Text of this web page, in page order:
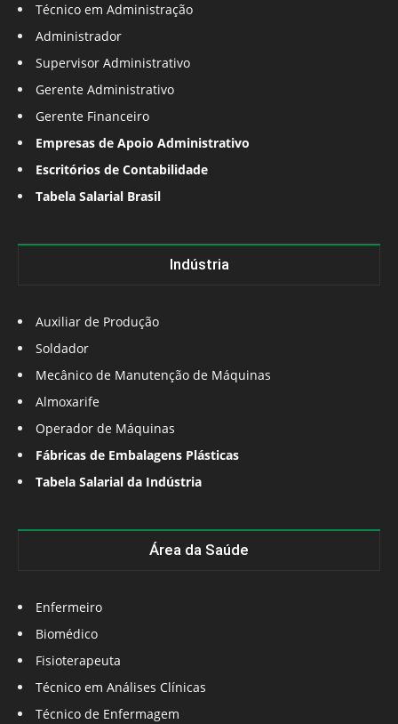
Técnico em Administração
Administrador
Supervisor Administrativo
Gerente Administrativo
Gerente Financeiro
Empresas de Apoio Administrativo
Escritórios de Contabilidade
Tabela Salarial Brasil
Indústria
Auxiliar de Produção
Soldador
Mecânico de Manutenção de Máquinas
Almoxarife
Operador de Máquinas
Fábricas de Embalagens Plásticas
Tabela Salarial da Indústria
Área da Saúde
Enfermeiro
Biomédico
Fisioterapeuta
Técnico em Análises Clínicas
Técnico de Enfermagem